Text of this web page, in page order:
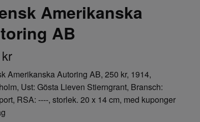
Amerikanska
AB
Amerikanska Autoring AB, 250 kr, 1914,
Ust: Gösta Lieven Stierngrant, Bransch:
RSA: ----, storlek. 20 x 14 cm, med kuponger